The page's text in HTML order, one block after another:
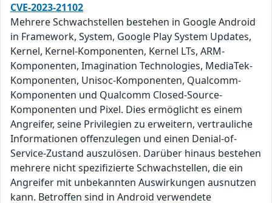
CVE-2023-21102
Mehrere Schwachstellen bestehen in Google Android
in Framework, System, Google Play System Updates,
Kernel, Kernel-Komponenten, Kernel LTs, ARM-
Komponenten, Imagination Technologies, MediaTek-
Komponenten, Unisoc-Komponenten, Qualcomm-
Komponenten und Qualcomm Closed-Source-
Komponenten und Pixel. Dies ermöglicht es einem
Angreifer, seine Privilegien zu erweitern, vertrauliche
Informationen offenzulegen und einen Denial-of-
Service-Zustand auszulösen. Darüber hinaus bestehen
mehrere nicht spezifizierte Schwachstellen, die ein
Angreifer mit unbekannten Auswirkungen ausnutzen
kann. Betroffen sind in Android verwendete